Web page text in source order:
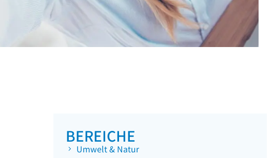
BEREICHE
Umwelt & Natur